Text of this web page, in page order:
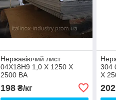
Нержавіючий лист
04Х18Н9 1,0 Х 1250 Х
2500 ВА
198₴/кг
304
Х
202